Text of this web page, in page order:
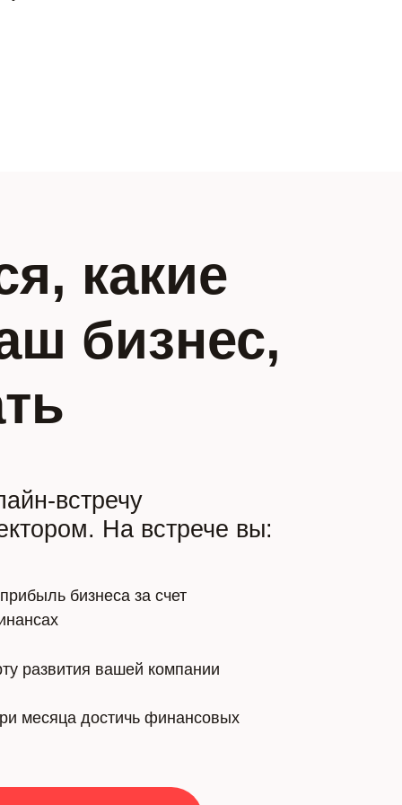
бизнеса за счет
развития вашей компании
месяца достичь финансовых
какие
бизнес,
встречу
На встрече вы: